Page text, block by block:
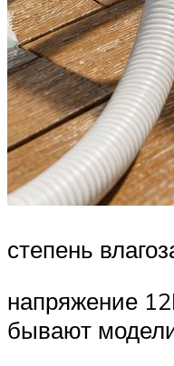
степень
напряжение
бывают